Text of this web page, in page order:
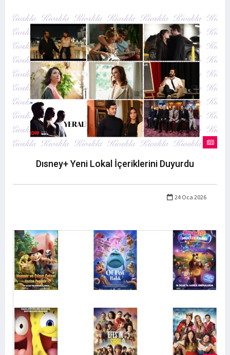
Dısney+ Yeni Lokal İçeriklerini Duyurdu
24 Oca 2026